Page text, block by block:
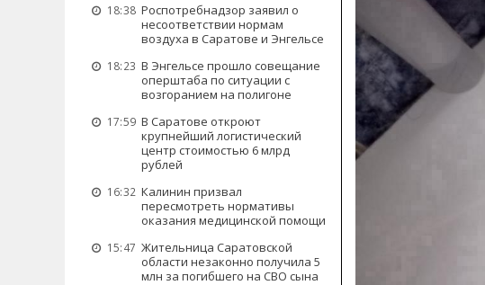
18:38 Роспотребнадзор заявил о
несоответствии нормам
воздуха в Саратове и Энгельсе
18:23 В Энгельсе прошло совещание
оперштаба по ситуации с
возгоранием на полигоне
17:59 В Саратове откроют
крупнейший логистический
центр стоимостью 6 млрд
рублей
16:32 Калинин призвал
пересмотреть нормативы
оказания медицинской помощи
15:47 Жительница Саратовской
области незаконно получила 5
млн за погибшего на СВО сына